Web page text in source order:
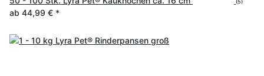
(5)
ab 44,99 € *